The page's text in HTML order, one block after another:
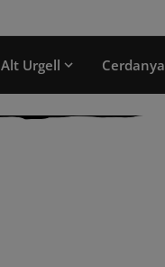
Alt Urgell Cerdanya